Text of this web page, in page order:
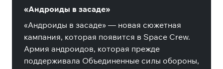
«Андроиды в засаде»
«Андроиды в засаде» — новая сюжетная
кампания, которая появится в Space Crew.
Армия андроидов, которая прежде
поддерживала Объединенные силы обороны,